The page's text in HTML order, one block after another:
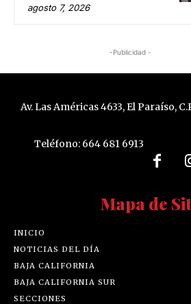
agosto 7, 2026
-Publicidad -
Av. Las Américas 4633, El Paraíso,
Teléfono: 664 681 6913
Mapa de
INICIO
NOTICIAS DEL DÍA
BAJA CALIFORNIA
BAJA CALIFORNIA SUR
SECCIONES